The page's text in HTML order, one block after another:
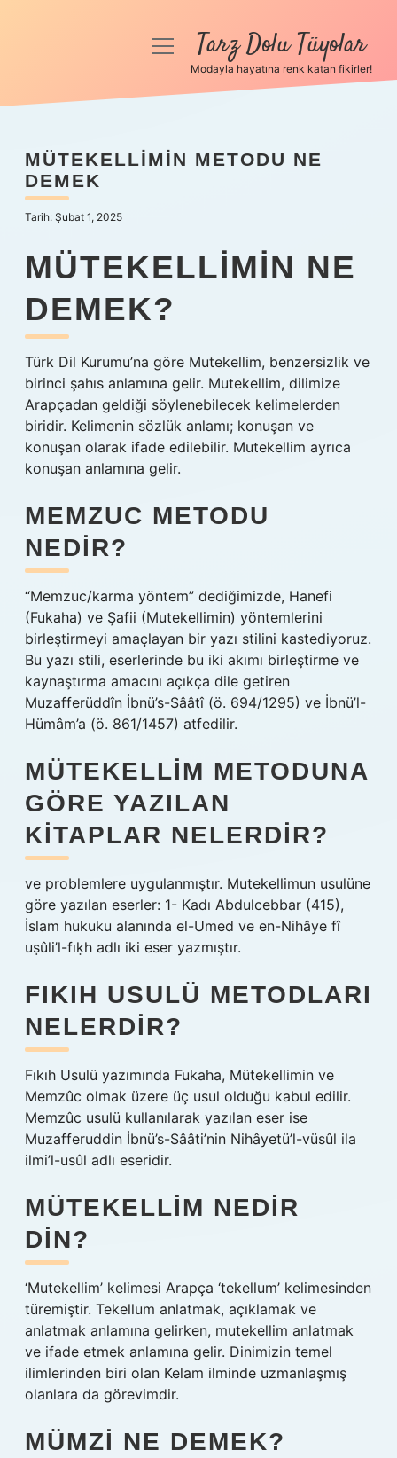
Anasayfa
Yasal Uyarı
Hakkımızda
menüyüTarz Dolu Tüyolar
Modayla hayatına renk katan fikirler!
MÜTEKELLIMIN METODU NE
DEMEK
Tarih: Şubat 1, 2025
MÜTEKELLIMIN NE
DEMEK?
Türk Dil Kurumu’na göre Mutekellim, benzersizlik ve
birinci şahıs anlamına gelir. Mutekellim, dilimize
Arapçadan geldiği söylenebilecek kelimelerden
biridir. Kelimenin sözlük anlamı; konuşan ve
konuşan olarak ifade edilebilir. Mutekellim ayrıca
konuşan anlamına gelir.
MEMZUC METODU
NEDIR?
“Memzuc/karma yöntem” dediğimizde, Hanefi
(Fukaha) ve Şafii (Mutekellimin) yöntemlerini
birleştirmeyi amaçlayan bir yazı stilini kastediyoruz.
Bu yazı stili, eserlerinde bu iki akımı birleştirme ve
kaynaştırma amacını açıkça dile getiren
Muzafferüddîn İbnü’s-Sââtî (ö. 694/1295) ve İbnü’l-
Hümâm’a (ö. 861/1457) atfedilir.
MÜTEKELLIM METODUNA
GÖRE YAZILAN
KITAPLAR NELERDIR?
ve problemlere uygulanmıştır. Mutekellimun usulüne
göre yazılan eserler: 1- Kadı Abdulcebbar (415),
İslam hukuku alanında el-Umed ve en-Nihâye fî
uṣûli’l-fıḳh adlı iki eser yazmıştır.
FIKIH USULÜ METODLARI
NELERDIR?
Fıkıh Usulü yazımında Fukaha, Mütekellimin ve
Memzûc olmak üzere üç usul olduğu kabul edilir.
Memzûc usulü kullanılarak yazılan eser ise
Muzafferuddin İbnü’s-Sââti’nin Nihâyetü’l-vüsûl ila
ilmi’l-usûl adlı eseridir.
MÜTEKELLIM NEDIR
DIN?
‘Mutekellim’ kelimesi Arapça ‘tekellum’ kelimesinden
türemiştir. Tekellum anlatmak, açıklamak ve
anlatmak anlamına gelirken, mutekellim anlatmak
ve ifade etmek anlamına gelir. Dinimizin temel
ilimlerinden biri olan Kelam ilminde uzmanlaşmış
olanlara da görevimdir.
MÜMZI NE DEMEK?